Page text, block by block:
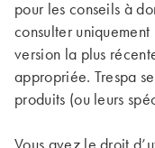
pour les conseils à
consulter
version la plus
appropriée. Trespa
produits (ou leurs